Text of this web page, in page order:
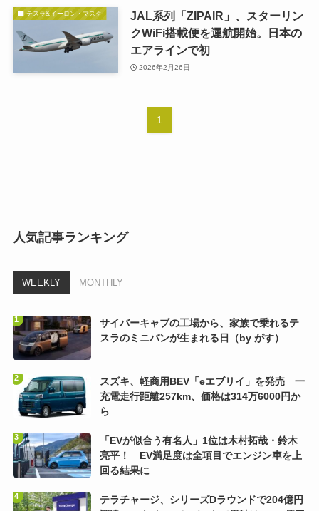
テスラ&イーロン・マスク
JAL系列「ZIPAIR」、スターリン
クWiFi搭載便を運航開始。日本の
エアラインで初
2026年2月26日
1
人気記事ランキング
WEEKLY MONTHLY
サイバーキャブの工場から、家族で乗れるテ
スラのミニバンが生まれる日（by がす）
スズキ、軽商用BEV「eエブリイ」を発売 一
充電走行距離257km、価格は314万6000円か
ら
「EVが似合う有名人」1位は木村拓哉・鈴木
亮平！ EV満足度は全項目でエンジン車を上
回る結果に
テラチャージ、シリーズDラウンドで204億円